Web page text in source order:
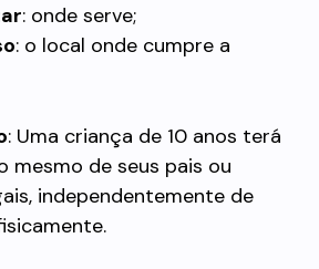
: onde serve;
: o local onde cumpre a
: Uma criança de 10 anos terá
mesmo de seus pais ou
independentemente de